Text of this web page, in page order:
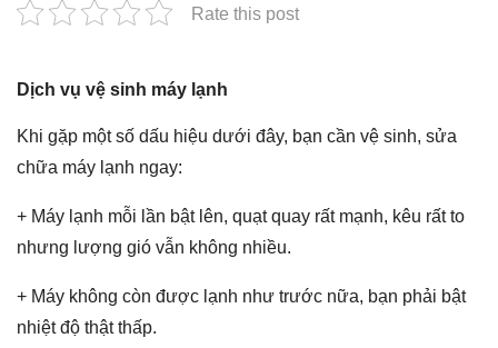
Rate this post
Dịch vụ vệ sinh máy lạnh
Khi gặp một số dấu hiệu dưới đây, bạn cần vệ sinh, sửa
chữa máy lạnh ngay:
+ Máy lạnh mỗi lần bật lên, quạt quay rất mạnh, kêu rất to
nhưng lượng gió vẫn không nhiều.
+ Máy không còn được lạnh như trước nữa, bạn phải bật
nhiệt độ thật thấp.